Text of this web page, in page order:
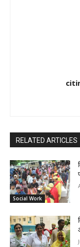
RELATED ARTICLES
Social Work